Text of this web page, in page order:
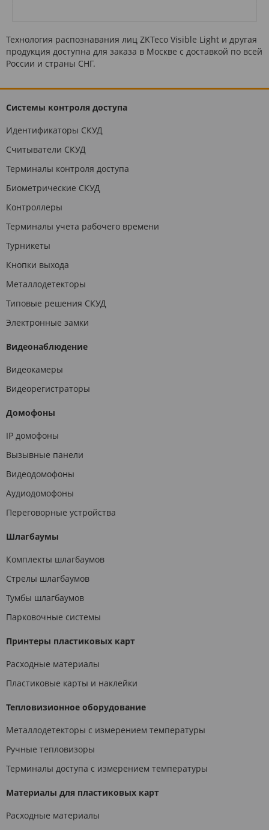
Технология распознавания лиц ZKTeco Visible Light и другая
продукция доступна для заказа в Москве с доставкой по всей
России и страны СНГ.
Системы контроля доступа
Идентификаторы СКУД
Считыватели СКУД
Терминалы контроля доступа
Биометрические СКУД
Контроллеры
Терминалы учета рабочего времени
Турникеты
Кнопки выхода
Металлодетекторы
Типовые решения СКУД
Электронные замки
Видеонаблюдение
Видеокамеры
Видеорегистраторы
Домофоны
IP домофоны
Вызывные панели
Видеодомофоны
Аудиодомофоны
Переговорные устройства
Шлагбаумы
Комплекты шлагбаумов
Стрелы шлагбаумов
Тумбы шлагбаумов
Парковочные системы
Принтеры пластиковых карт
Расходные материалы
Пластиковые карты и наклейки
Тепловизионное оборудование
Металлодетекторы с измерением температуры
Ручные тепловизоры
Терминалы доступа с измерением температуры
Материалы для пластиковых карт
Расходные материалы